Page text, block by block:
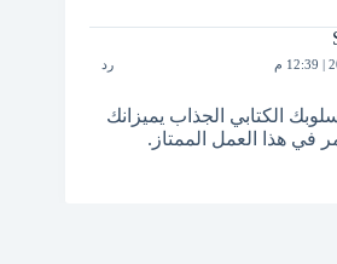
رد
الكتابي الجذاب يميزانك
في هذا العمل الممتاز.